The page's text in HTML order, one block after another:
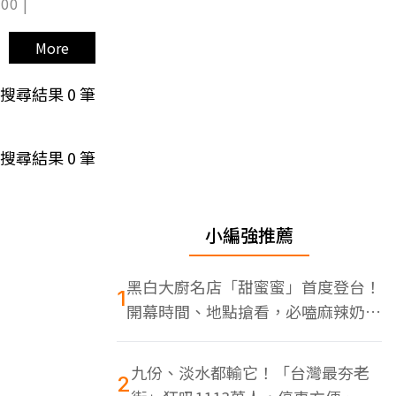
More
搜尋結果0筆
搜尋結果0筆
小編強推薦
1黑白大廚名店「甜蜜蜜」首度登台！
開幕時間、地點搶看，必嗑麻辣奶油
蝦
2九份、淡水都輸它！「台灣最夯老